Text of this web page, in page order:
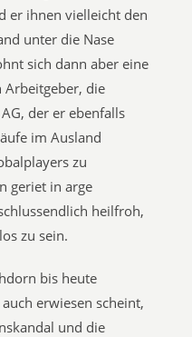
er ihnen vielleicht den
unter die Nase
sich dann aber eine
Arbeitgeber, die
der er ebenfalls
im Ausland
zu
geriet in arge
heilfroh,
zu sein.
bis heute
erwiesen scheint,
und die